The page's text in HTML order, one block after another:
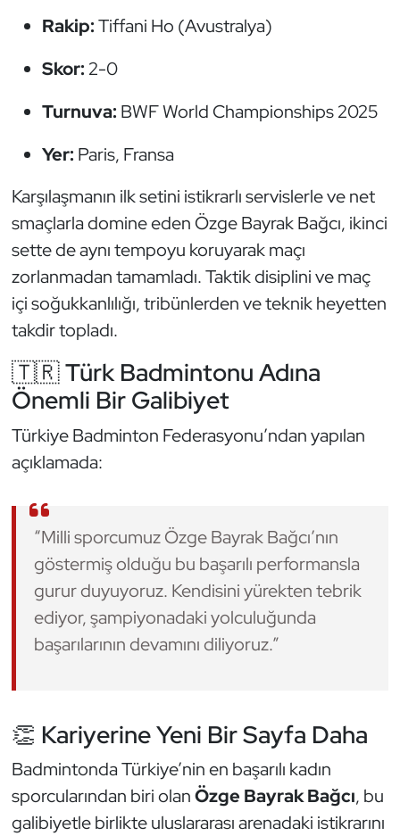
Rakip:Tiffani Ho (Avustralya)
Skor: 2-0
Turnuva: BWF World Championships 2025
Yer: Paris, Fransa
Karşılaşmanın ilk setini istikrarlı servislerle ve net
smaçlarla domine eden Özge Bayrak Bağcı, ikinci
sette de aynı tempoyu koruyarak maçı
zorlanmadan tamamladı. Taktik disiplini ve maç
içi soğukkanlılığı, tribünlerden ve teknik heyetten
takdir topladı.
🇹🇷 Türk Badmintonu Adına
Önemli Bir Galibiyet
Türkiye Badminton Federasyonu’ndan yapılan
açıklamada:
“Milli sporcumuz Özge Bayrak Bağcı’nın
göstermiş olduğu bu başarılı performansla
gurur duyuyoruz. Kendisini yürekten tebrik
ediyor, şampiyonadaki yolculuğunda
başarılarının devamını diliyoruz.”
👏 Kariyerine Yeni Bir Sayfa Daha
Badmintonda Türkiye’nin en başarılı kadın
sporcularından biri olanÖzge Bayrak Bağcı, bu
galibiyetle birlikte uluslararası arenadaki istikrarını
İşitme Engelli Sporcular
Judo ve Kuraş
Kayak
Kempo
Kick Boks
Masa Tenisi
Modern Pentatlon
Muay Thai
Okçuluk
Optimist
Paralimpik
Ragbi